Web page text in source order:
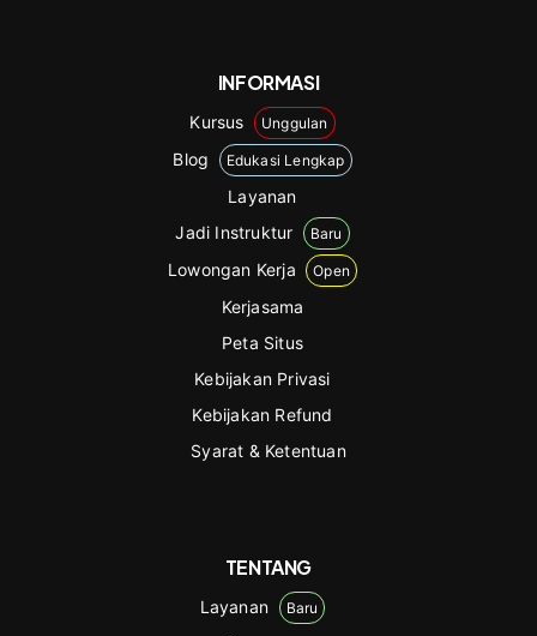
INFORMASI
Kursus Unggulan
Blog Edukasi Lengkap
Layanan
Jadi Instruktur
Baru
Lowongan Kerja Open
Kerjasama
Peta Situs
Kebijakan Privasi
Kebijakan Refund
Syarat & Ketentuan
TENTANG
Layanan Baru